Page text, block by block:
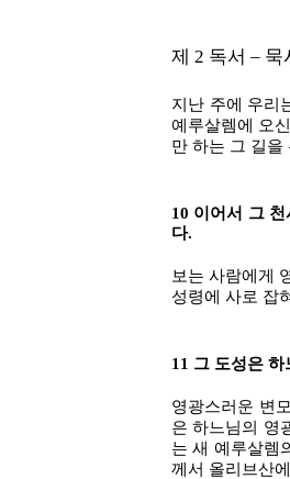
제 2 독서 – 묵
지난 주에 우리
예루살렘에 오
만 하는 그 길을
10 이어서 그
다.
보는 사람에게
성령에 사로 잡
11 그 도성은
영광스러운 변
은 하느님의 영
는 새 예루살렘
께서 올리브산